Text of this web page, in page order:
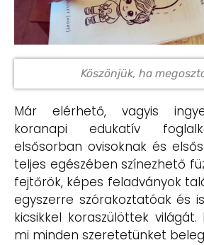
Köszönjük, ha
Már elérhető, vagyis
koranapi edukatív
elsősorban ovisoknak és
teljes egészében színezhető
fejtőrök, képes feladványok
egyszerre szórakoztatóak és
kicsikkel koraszülöttek világát.
mi minden szeretetünket